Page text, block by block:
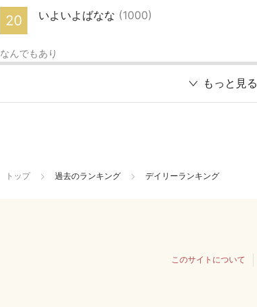
20 いよいよばなな (1000)
なんでもあり
もっと見る
トップ 過去のランキング デイリーランキング
このサイトについて